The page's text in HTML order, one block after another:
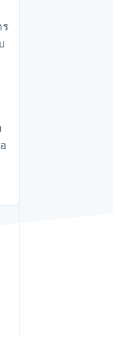
ร์ทอัพ
2026
AI